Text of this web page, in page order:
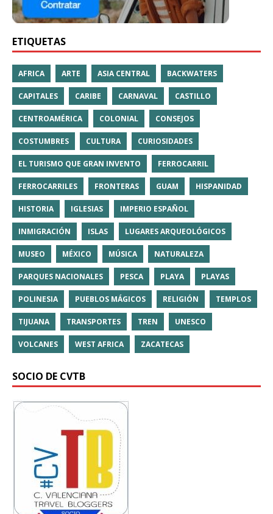
ETIQUETAS
AFRICA ARTE ASIA CENTRAL BACKWATERS
CAPITALES CARIBE CARNAVAL CASTILLO
CENTROAMÉRICA COLONIAL CONSEJOS
COSTUMBRES CULTURA CURIOSIDADES
EL TURISMO QUE GRAN INVENTO FERROCARRIL
FERROCARRILES FRONTERAS GUAM HISPANIDAD
HISTORIA IGLESIAS IMPERIO ESPAÑOL
INMIGRACIÓN ISLAS LUGARES ARQUEOLÓGICOS
MUSEO MÉXICO MÚSICA NATURALEZA
PARQUES NACIONALES PESCA PLAYA PLAYAS
POLINESIA PUEBLOS MÁGICOS RELIGIÓN TEMPLOS
TIJUANA TRANSPORTES TREN UNESCO
VOLCANES WEST AFRICA ZACATECAS
SOCIO DE CVTB